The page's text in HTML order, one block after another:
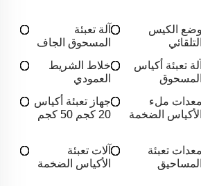
وضع الكيس
التلقائي
آلة تعبئة
المسحوق الجاف
آلة تعبئة أكياس
المسحوق
خلاط الشريط
العمودي
معدات ملء
الأكياس الضخمة
جهاز تعبئة أكياس
20 كجم 50 كجم
معدات تعبئة
المساحيق
آلات تعبئة
الأكياس الضخمة